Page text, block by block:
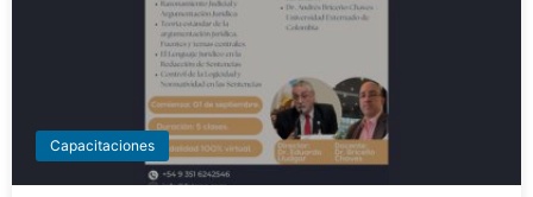
Capacitaciones